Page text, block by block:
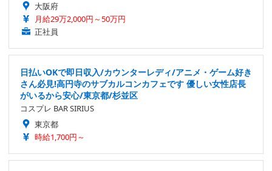
大阪府
月給29万2,000円～50万円
正社員
日払いOKで即日収入/カウンターレディ/アニメ・ゲーム好き
さん必見!高円寺のサブカルコンカフェです 優しい女性店長
がいるから安心/東京都/杉並区
コスプレ BAR SIRIUS
東京都
時給1,700円～